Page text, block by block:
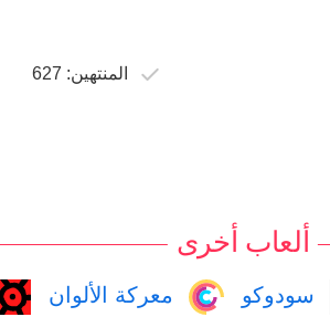
المنتهين: 627
ألعاب أخرى
سودوكو معركة الألوان